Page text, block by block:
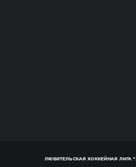
ЛЮБИТЕЛЬСКАЯ ХОККЕЙНАЯ ЛИГА